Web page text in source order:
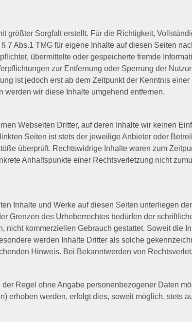
größter Sorgfalt erstellt. Für die Richtigkeit,
7 Abs.1 TMG für eigene Inhalte auf diesen Seiten
übermittelte oder gespeicherte fremde
zur Entfernung oder Sperrung der
ist jedoch erst ab dem Zeitpunkt der Kenntnis
werden wir diese Inhalte umgehend entfernen.
Webseiten Dritter, auf deren Inhalte wir keinen
Seiten ist stets der jeweilige Anbieter oder
überprüft. Rechtswidrige Inhalte waren zum
Anhaltspunkte einer Rechtsverletzung nicht
Inhalte und Werke auf diesen Seiten unterliegen
Grenzen des Urheberrechtes bedürfen der
nicht kommerziellen Gebrauch gestattet. Soweit die
werden Inhalte Dritter als solche
Hinweis. Bei Bekanntwerden von
Regel ohne Angabe personenbezogener Daten
erhoben werden, erfolgt dies, soweit möglich,